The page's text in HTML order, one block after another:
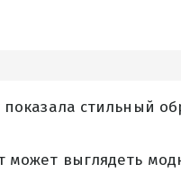
стильный
выглядеть